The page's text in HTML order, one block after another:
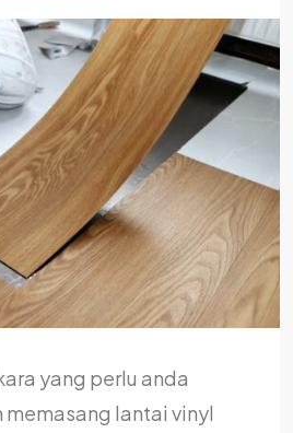
yang perlu anda
lantai vinyl